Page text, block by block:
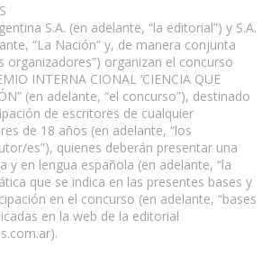
S.A. (en adelante, “la editorial”) y S.A.
“La Nación” y, de manera conjunta
organizadores”) organizan el concurso
INTERNA CIONAL ‘CIENCIA QUE
(en adelante, “el concurso”), destinado
de escritores de cualquier
de 18 años (en adelante, “los
es”), quienes deberán presentar una
y en lengua española (en adelante, “la
que se indica en las presentes bases y
en el concurso (en adelante, “bases
en la web de la editorial